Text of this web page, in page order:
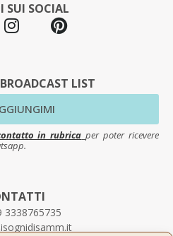
SUI SOCIAL
LIST
in rubrica per poter ricevere
3338765735